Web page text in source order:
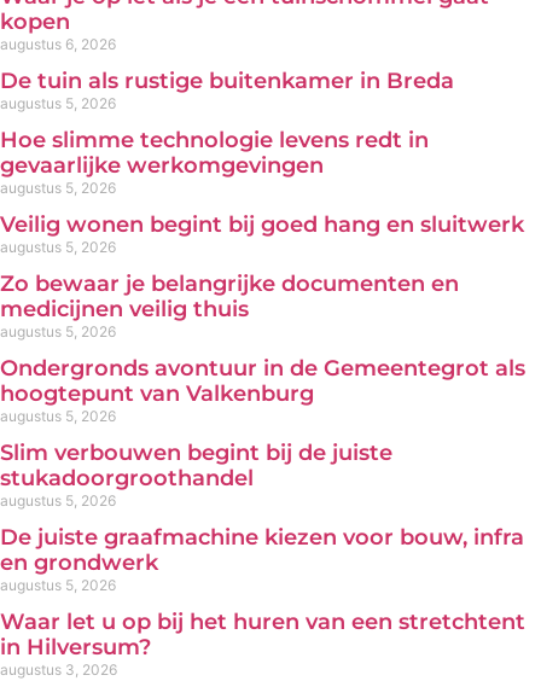
kopen
augustus 6, 2026
De tuin als rustige buitenkamer in Breda
augustus 5, 2026
Hoe slimme technologie levens redt in
gevaarlijke werkomgevingen
augustus 5, 2026
Veilig wonen begint bij goed hang en sluitwerk
augustus 5, 2026
Zo bewaar je belangrijke documenten en
medicijnen veilig thuis
augustus 5, 2026
Ondergronds avontuur in de Gemeentegrot als
hoogtepunt van Valkenburg
augustus 5, 2026
Slim verbouwen begint bij de juiste
stukadoorgroothandel
augustus 5, 2026
De juiste graafmachine kiezen voor bouw, infra
en grondwerk
augustus 5, 2026
Waar let u op bij het huren van een stretchtent
in Hilversum?
augustus 3, 2026